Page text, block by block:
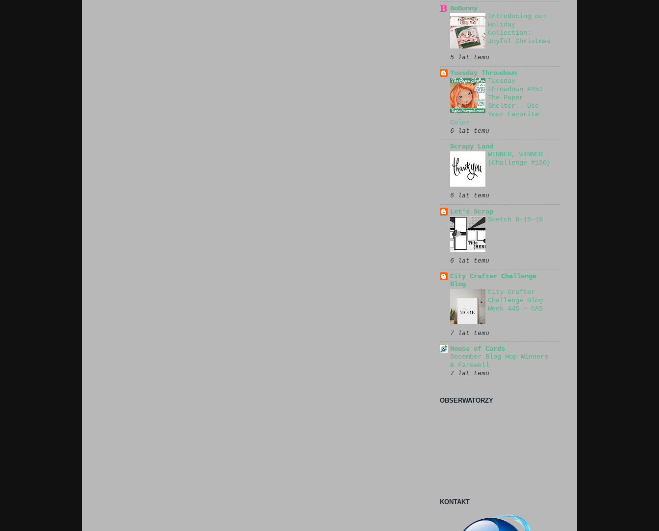
BoBunny
Introducing our
Holiday
Collection:
Joyful Christmas
5 lat temu
Tuesday Throwdown
Tuesday
Throwdown #451
The Paper
Shelter - Use
Your Favorite
Color
6 lat temu
Scrapy Land
WINNER, WINNER
{Challenge #130}
6 lat temu
Let's Scrap
Sketch 8-15-19
6 lat temu
City Crafter Challenge
Blog
City Crafter
Challenge Blog
Week 445 ~ CAS
7 lat temu
House of Cards
December Blog Hop Winners
& Farewell
7 lat temu
OBSERWATORZY
KONTAKT